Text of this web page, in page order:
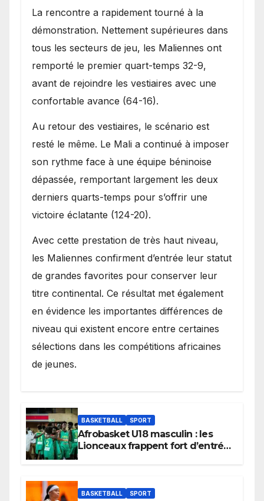
La rencontre a rapidement tourné à la
démonstration. Nettement supérieures dans
tous les secteurs de jeu, les Maliennes ont
remporté le premier quart-temps 32-9,
avant de rejoindre les vestiaires avec une
confortable avance (64-16).
Au retour des vestiaires, le scénario est
resté le même. Le Mali a continué à imposer
son rythme face à une équipe béninoise
dépassée, remportant largement les deux
derniers quarts-temps pour s’offrir une
victoire éclatante (124-20).
Avec cette prestation de très haut niveau,
les Maliennes confirment d’entrée leur statut
de grandes favorites pour conserver leur
titre continental. Ce résultat met également
en évidence les importantes différences de
niveau qui existent encore entre certaines
sélections dans les compétitions africaines
de jeunes.
BASKETBALL SPORT
Afrobasket U18 masculin : les
Lionceaux frappent fort d’entrée
BASKETBALL SPORT